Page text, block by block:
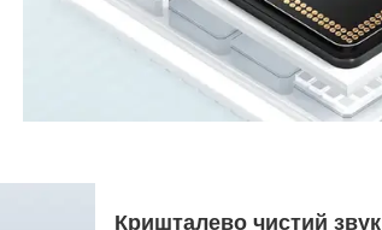
Кришталево чистий звук